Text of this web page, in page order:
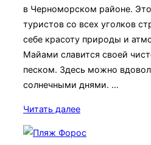
в Черноморском районе.
туристов со всех уголков
себе красоту природы и
Майами славится своей
песком. Здесь можно
солнечными днями. …
Читать далее«Пляж